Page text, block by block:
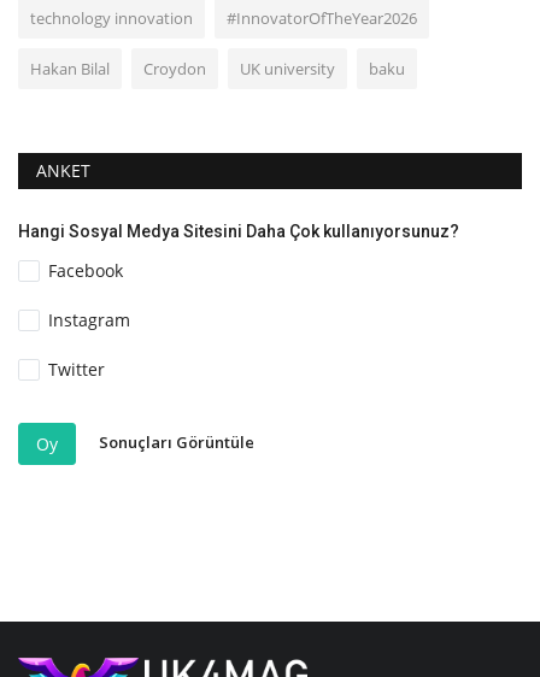
technology innovation #InnovatorOfTheYear2026
Hakan Bilal Croydon UK university baku
ANKET
Hangi Sosyal Medya Sitesini Daha Çok kullanıyorsunuz?
Facebook
Instagram
Twitter
Oy Sonuçları Görüntüle